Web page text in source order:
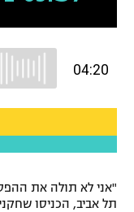
המגזין
"אני לא תולה את
תל אביב, הכניסו